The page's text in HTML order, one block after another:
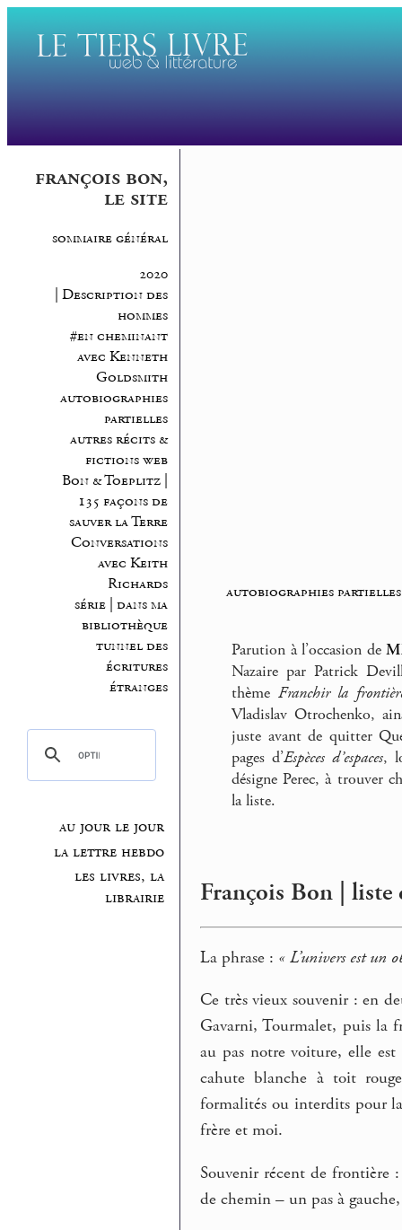
françois bon,
le site
sommaire général
2020
| Description des
hommes
#en cheminant
avec Kenneth
Goldsmith
autobiographies
partielles
autres récits &
fictions web
Bon & Toeplitz |
135 façons de
sauver la Terre
Conversations
avec Keith
Richards
série | dans ma
bibliothèque
tunnel des
écritures
étranges
au jour le jour
la lettre hebdo
les livres, la
librairie
autobiographies partielles
Parution à l’occasion de
Nazaire par Patrick
thème Franchir la
Vladislav Otrochenko,
juste avant de quitter
pages d’Espèces d’espaces,
désigne Perec, à trouver
la liste.
François Bon | liste
La phrase : « L’univers est un
Ce très vieux souvenir : en
Gavarni, Tourmalet, puis la
au pas notre voiture, elle est
cahute blanche à toit
formalités ou interdits pour
frère et moi.
Souvenir récent de frontière
de chemin – un pas à